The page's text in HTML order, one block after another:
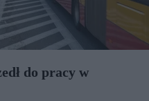
do pracy w